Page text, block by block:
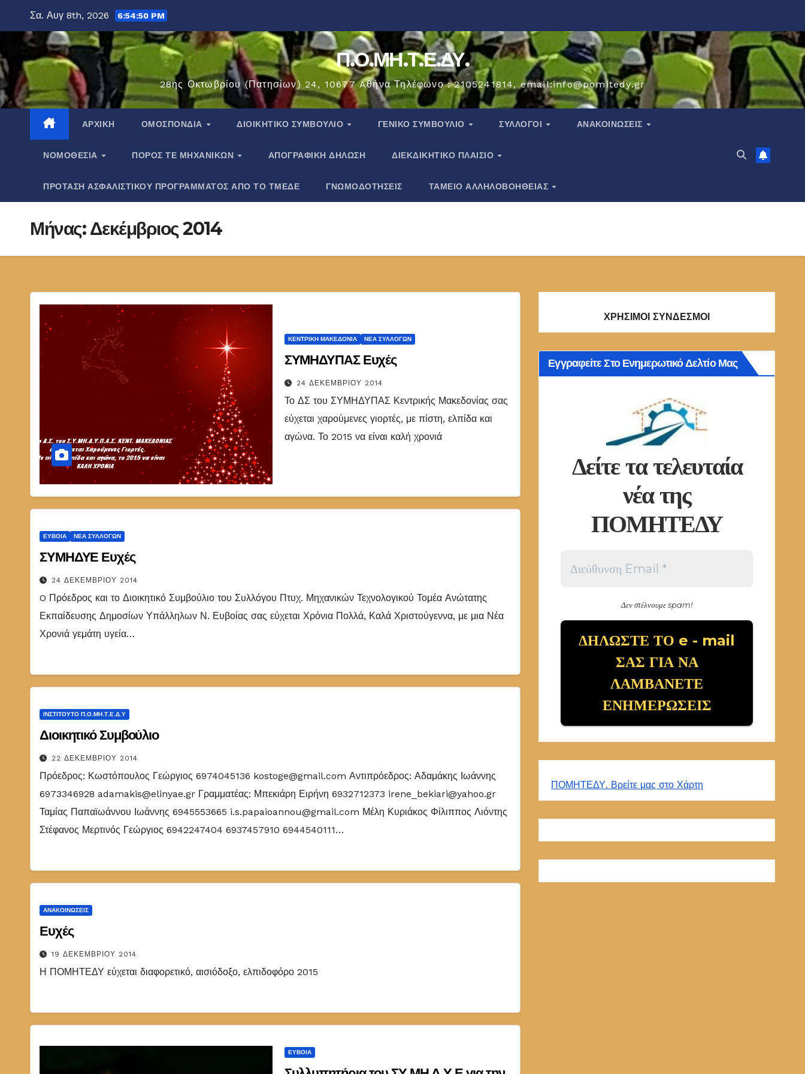
περιεχόμενο
Σα. Αυγ 8th, 2026 6:54:51 PM
Π.Ο.ΜΗ.Τ.Ε.ΔΥ.
28ης Οκτωβρίου (Πατησίων) 24, 10677 Aθήνα Τηλέφωνο : 2105241814, email:info@pomitedy.gr
ΑΡΧΙΚΉ ΟΜΟΣΠΟΝΔΊΑ ΔΙΟΙΚΗΤΙΚΟ ΣΥΜΒΟΥΛΙΟ ΓΕΝΙΚΟ ΣΥΜΒΟΥΛΙΟ ΣΎΛΛΟΓΟΙ ΑΝΑΚΟΙΝΏΣΕΙΣ
ΝΟΜΟΘΕΣΊΑ ΠΌΡΟΣ ΤΕ ΜΗΧΑΝΙΚΏΝ ΑΠΟΓΡΑΦΙΚΗ ΔΗΛΩΣΗ ΔΙΕΚΔΙΚΗΤΙΚΟ ΠΛΑΙΣΙΟ
ΠΡΟΤΑΣΗ ΑΣΦΑΛΙΣΤΙΚΟΥ ΠΡΟΓΡΑΜΜΑΤΟΣ ΑΠΟ ΤΟ ΤΜΕΔΕ ΓΝΩΜΟΔΟΤΗΣΕΙΣ ΤΑΜΕΙΟ ΑΛΛΗΛΟΒΟΗΘΕΙΑΣ
Μήνας:Δεκέμβριος 2014
ΚΕΝΤΡΙΚΉ ΜΑΚΕΔΟΝΊΑ ΝΈΑ ΣΥΛΛΌΓΩΝ
ΣΥΜΗΔΥΠΑΣ Ευχές
24 ΔΕΚΕΜΒΡΊΟΥ 2014
Το ΔΣ του ΣΥΜΗΔΥΠΑΣ Κεντρικής Μακεδονίας σας
εύχεται χαρούμενες γιορτές, με πίστη, ελπίδα και
αγώνα. Το 2015 να είναι καλή χρονιά
ΕΎΒΟΙΑ ΝΈΑ ΣΥΛΛΌΓΩΝ
ΣΥΜΗΔΥΕ Ευχές
24 ΔΕΚΕΜΒΡΊΟΥ 2014
O Πρόεδρος και το Διοικητικό Συμβούλιο του Συλλόγου Πτυχ. Μηχανικών Τεχνολογικού Τομέα Ανώτατης
Εκπαίδευσης Δημοσίων Υπάλληλων Ν. Ευβοίας σας εύχεται Χρόνια Πολλά, Καλά Χριστούγεννα, με μια Νέα
Χρονιά γεμάτη υγεία…
ΙΝΣΤΙΤΟΎΤΟ Π.Ο.ΜΗ.Τ.Ε.Δ.Υ
Διοικητικό Συμβούλιο
22 ΔΕΚΕΜΒΡΊΟΥ 2014
Πρόεδρος: Κωστόπουλος Γεώργιος 6974045136 kostoge@gmail.com Αντιπρόεδρος: Αδαμάκης Ιωάννης
6973346928 adamakis@elinyae.gr Γραμματέας: Μπεκιάρη Ειρήνη 6932712373 irene_bekiari@yahoo.gr
Ταμίας Παπαϊωάννου Ιωάννης 6945553665 i.s.papaioannou@gmail.com Μέλη Κυριάκος Φίλιππος Λιόντης
Στέφανος Μερτινός Γεώργιος 6942247404 6937457910 6944540111…
ΑΝΑΚΟΙΝΏΣΕΙΣ
Ευχές
19 ΔΕΚΕΜΒΡΊΟΥ 2014
Η ΠΟΜΗΤΕΔΥ εύχεται διαφορετικό, αισιόδοξο, ελπιδοφόρο 2015
ΕΎΒΟΙΑ
ΧΡΗΣΙΜΟΙ ΣΥΝΔΕΣΜΟΙ
Εγγραφείτε Στο Ενημερωτικό Δελτίο Μας
Δείτε τα τελευταία
νέα της
ΠΟΜΗΤΕΔΥ
Δεν στέλνουμε spam!
ΠΟΜΗΤΕΔΥ. Βρείτε μας στο Χάρτη